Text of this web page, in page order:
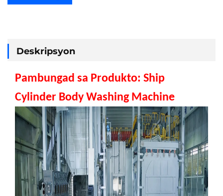
Deskripsyon
Pambungad sa Produkto: Ship
Cylinder Body Washing Machine